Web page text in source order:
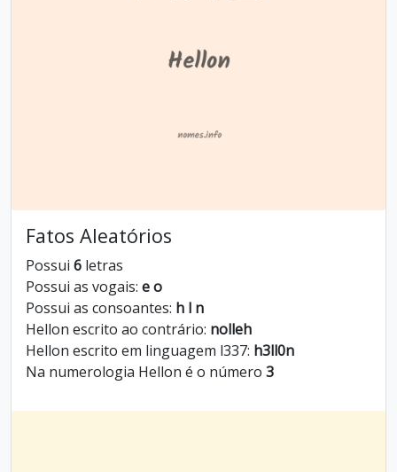
Fatos Aleatórios
Possui 6 letras
Possui as vogais: e o
Possui as consoantes: h l n
Hellon escrito ao contrário: nolleh
Hellon escrito em linguagem l337: h3ll0n
Na numerologia Hellon é o número 3